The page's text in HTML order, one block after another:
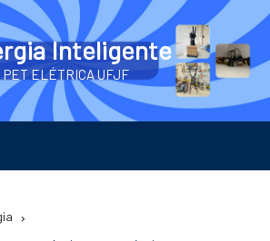
Inteligente
PET ELÉTRICA UFJF